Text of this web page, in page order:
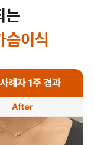
는
이식